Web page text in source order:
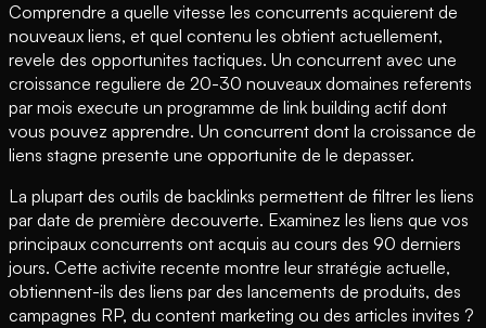
Comprendre a quelle vitesse les concurrents acquierent de
nouveaux liens, et quel contenu les obtient actuellement,
revele des opportunites tactiques. Un concurrent avec une
croissance reguliere de 20-30 nouveaux domaines referents
par mois execute un programme de link building actif dont
vous pouvez apprendre. Un concurrent dont la croissance de
liens stagne presente une opportunite de le depasser.
La plupart des outils de backlinks permettent de filtrer les liens
par date de première decouverte. Examinez les liens que vos
principaux concurrents ont acquis au cours des 90 derniers
jours. Cette activite recente montre leur stratégie actuelle,
obtiennent-ils des liens par des lancements de produits, des
campagnes RP, du content marketing ou des articles invites ?